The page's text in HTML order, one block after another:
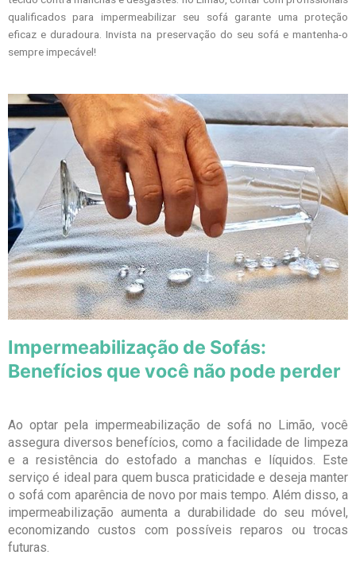
qualificados para impermeabilizar seu sofá garante uma proteção
eficaz e duradoura. Invista na preservação do seu sofá e mantenha-o
sempre impecável!
Impermeabilização de Sofás:
Benefícios que você não pode perder
Ao optar pela impermeabilização de sofá no Limão, você
assegura diversos benefícios, como a facilidade de limpeza
e a resistência do estofado a manchas e líquidos. Este
serviço é ideal para quem busca praticidade e deseja manter
o sofá com aparência de novo por mais tempo. Além disso, a
impermeabilização aumenta a durabilidade do seu móvel,
economizando custos com possíveis reparos ou trocas
futuras.